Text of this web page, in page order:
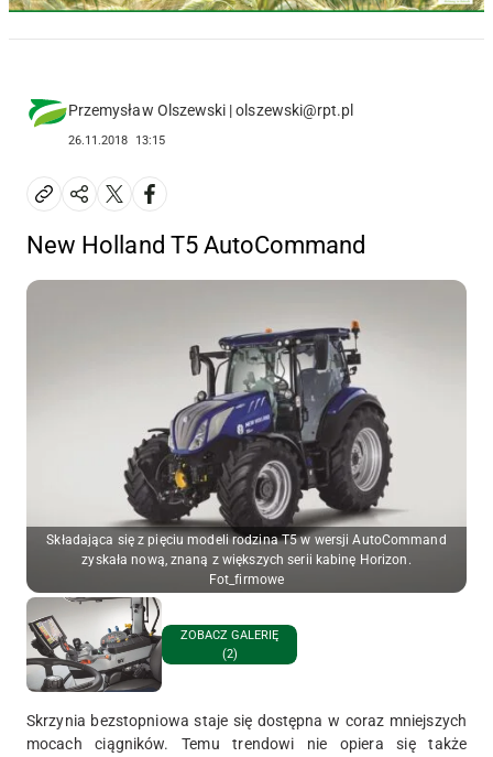
Przemysław Olszewski | olszewski@rpt.pl
26.11.2018 13:15
New Holland T5 AutoCommand
Składająca się z pięciu modeli rodzina T5 w wersji AutoCommand
zyskała nową, znaną z większych serii kabinę Horizon.
Fot_firmowe
ZOBACZ GALERIĘ
(2)
Skrzynia bezstopniowa staje się dostępna w coraz mniejszych
mocach ciągników. Temu trendowi nie opiera się także